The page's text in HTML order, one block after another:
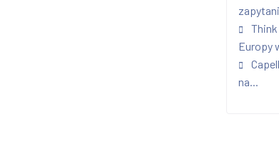
Europy
na...